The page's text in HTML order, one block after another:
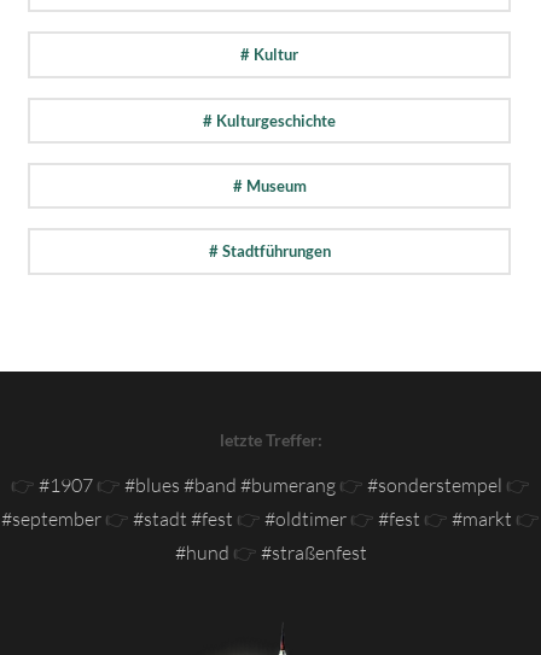
# Kultur
# Kulturgeschichte
# Museum
# Stadtführungen
letzte Treffer:
👉 #1907 👉 #blues #band #bumerang 👉 #sonderstempel 👉
#september 👉 #stadt #fest 👉 #oldtimer 👉 #fest 👉 #markt 👉
#hund 👉 #straßenfest